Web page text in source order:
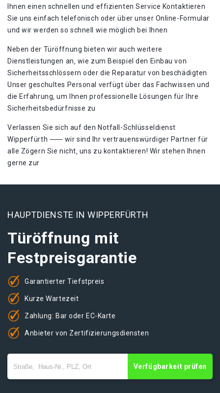
Ihnen einen schnellen und effizienten Service Kontaktieren
Sie uns einfach telefonisch oder über unser Online-Formular
und wir werden so schnell wie möglich bei Ihnen
Neben der Türöffnung bieten wir auch weitere
Dienstleistungen an‚ wie zum Beispiel den Einbau von
Sicherheitsschlössern oder die Reparatur von beschädigten
Unser geschultes Personal verfügt über das Fachwissen und
die Erfahrung‚ um Ihnen professionelle Lösungen für Ihre
Sicherheitsbedürfnisse zu
Verlassen Sie sich auf den Notfall-Schlüsseldienst
Wipperfürth ⸺ wir sind Ihr vertrauenswürdiger Partner für
alle Zögern Sie nicht‚ uns zu kontaktieren!​ Wir stehen Ihnen
gerne zur
HAUPTDIENSTE IN WIPPERFÜRTH
Türöffnung mit
Festpreisgarantie
Garantierter Tiefstpreis
Kurze Wartezeit
Zahlung: Bar oder EC-Karte
Anbieter von Zertifizierungsdiensten
Verfügbarkeit prüfen